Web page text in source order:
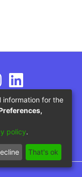
information for the
policy.
That's ok